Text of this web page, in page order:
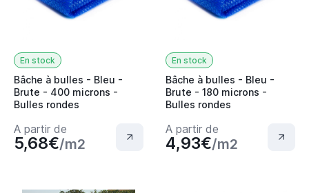
En stock
Bâche à bulles - Bleu -
Brute - 400 microns -
Bulles rondes
A partir de
5,68€/m2
En stock
Bâche à bulles - Bleu -
Brute - 180 microns -
Bulles rondes
A partir de
4,93€/m2